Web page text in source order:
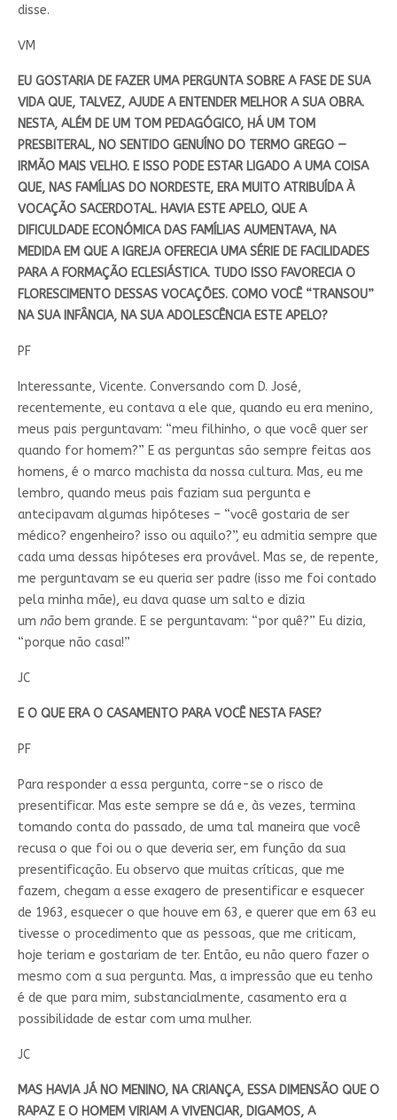
disse.
VM
EU GOSTARIA DE FAZER UMA PERGUNTA SOBRE A FASE DE SUA
VIDA QUE, TALVEZ, AJUDE A ENTENDER MELHOR A SUA OBRA.
NESTA, ALÉM DE UM TOM PEDAGÓGICO, HÁ UM TOM
PRESBITERAL, NO SENTIDO GENUÍNO DO TERMO GREGO —
IRMÃO MAIS VELHO. E ISSO PODE ESTAR LIGADO A UMA COISA
QUE, NAS FAMÍLIAS DO NORDESTE, ERA MUITO ATRIBUÍDA À
VOCAÇÃO SACERDOTAL. HAVIA ESTE APELO, QUE A
DIFICULDADE ECONÓMICA DAS FAMÍLIAS AUMENTAVA, NA
MEDIDA EM QUE A IGREJA OFERECIA UMA SÉRIE DE FACILIDADES
PARA A FORMAÇÃO ECLESIÁSTICA. TUDO ISSO FAVORECIA O
FLORESCIMENTO DESSAS VOCAÇÕES. COMO VOCÊ “TRANSOU”
NA SUA INFÂNCIA, NA SUA ADOLESCÊNCIA ESTE APELO?
PF
Interessante, Vicente. Conversando com D. José,
recentemente, eu contava a ele que, quando eu era menino,
meus pais perguntavam: “meu filhinho, o que você quer ser
quando for homem?” E as perguntas são sempre feitas aos
homens, é o marco machista da nossa cultura. Mas, eu me
lembro, quando meus pais faziam sua pergunta e
antecipavam algumas hipóteses – “você gostaria de ser
médico? engenheiro? isso ou aquilo?”, eu admitia sempre que
cada uma dessas hipóteses era provável. Mas se, de repente,
me perguntavam se eu queria ser padre (isso me foi contado
pela minha mãe), eu dava quase um salto e dizia
um nãobem grande. E se perguntavam: “por quê?” Eu dizia,
“porque não casa!”
JC
E O QUE ERA O CASAMENTO PARA VOCÊ NESTA FASE?
PF
Para responder a essa pergunta, corre-se o risco de
presentificar. Mas este sempre se dá e, às vezes, termina
tomando conta do passado, de uma tal maneira que você
recusa o que foi ou o que deveria ser, em função da sua
presentificação. Eu observo que muitas críticas, que me
fazem, chegam a esse exagero de presentificar e esquecer
de 1963, esquecer o que houve em 63, e querer que em 63 eu
tivesse o procedimento que as pessoas, que me criticam,
hoje teriam e gostariam de ter. Então, eu não quero fazer o
mesmo com a sua pergunta. Mas, a impressão que eu tenho
é de que para mim, substancialmente, casamento era a
possibilidade de estar com uma mulher.
JC
MAS HAVIA JÁ NO MENINO, NA CRIANÇA, ESSA DIMENSÃO QUE O
RAPAZ E O HOMEM VIRIAM A VIVENCIAR, DIGAMOS, A